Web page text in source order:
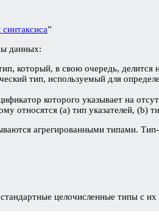
”
данных:
который, в свою очередь, делится
тип, используемый для
которого указывает на
относятся (a) тип указателей, (b)
агрегированными типами.
целочисленные типы с